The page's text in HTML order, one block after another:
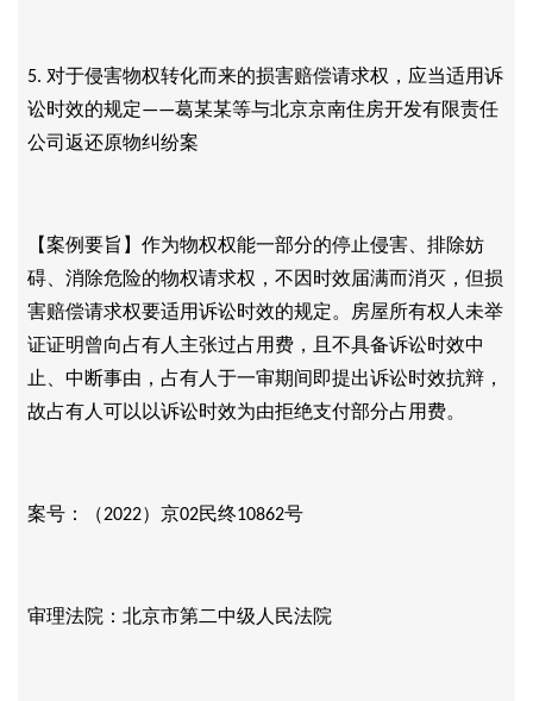
5.对于侵害物权转化而来的损害赔偿请求权，应当适用诉
讼时效的规定——葛某某等与北京京南住房开发有限责任
公司返还原物纠纷案
【案例要旨】作为物权权能一部分的停止侵害、排除妨
碍、消除危险的物权请求权，不因时效届满而消灭，但损
害赔偿请求权要适用诉讼时效的规定。房屋所有权人未举
证证明曾向占有人主张过占用费，且不具备诉讼时效中
止、中断事由，占有人于一审期间即提出诉讼时效抗辩，
故占有人可以以诉讼时效为由拒绝支付部分占用费。
案号：（2022）京02民终10862号
审理法院：北京市第二中级人民法院